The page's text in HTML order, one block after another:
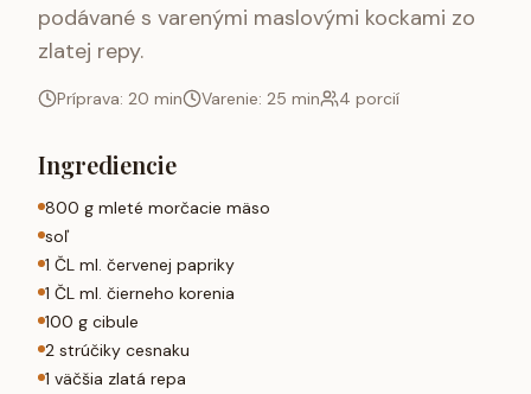
podávané s varenými maslovými kockami zo
zlatej repy.
Príprava: 20 min Varenie: 25 min 4 porcií
Ingrediencie
800 g mleté morčacie mäso
soľ
1 ČL ml. červenej papriky
1 ČL ml. čierneho korenia
100 g cibule
2 strúčiky cesnaku
1 väčšia zlatá repa